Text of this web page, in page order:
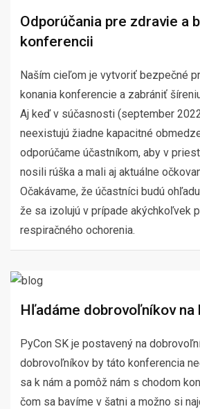
Odporúčania pre zdravie a
konferencii
Naším cieľom je vytvoriť bezpečné
konania konferencie a zabrániť
Aj keď v súčasnosti (september
neexistujú žiadne kapacitné
odporúčame účastníkom, aby v
nosili rúška a mali aj aktuálne
Očakávame, že účastníci budú
že sa izolujú v prípade akýchkoľvek
respiračného ochorenia.
Hľadáme dobrovoľníkov na
PyCon SK je postavený na
dobrovoľníkov by táto konferencia
sa k nám a pomôž nám s chodom
čom sa bavíme v šatni a možno si